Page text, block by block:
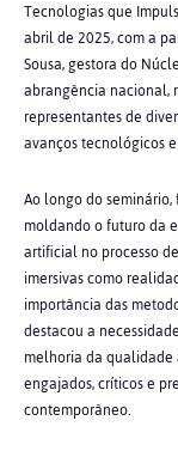
Tecnologias que
abril de 2025, com a
Sousa, gestora do
abrangência nacional,
representantes de
avanços tecnológicos
Ao longo do
moldando o futuro da
artificial no processo
imersivas como
importância das
destacou a
melhoria da qualidade
engajados, críticos e
contemporâneo.